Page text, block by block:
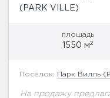
(PARK VILLE)
площадь
1550 м2
Посёлок: Парк Вилль
На продажу